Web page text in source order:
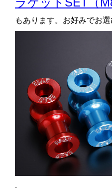
もあります。お好みでお選
.